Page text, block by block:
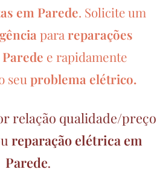
em Parede. Solicite um
para reparações
Parede e rapidamente
seu problema elétrico.
relação qualidade/preço
reparação elétrica em
Parede.